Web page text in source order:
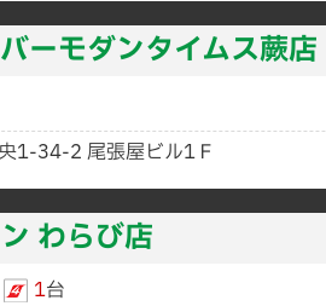
ーモダンタイムス蕨店
1-34-2 尾張屋ビル1Ｆ
わらび店
1台